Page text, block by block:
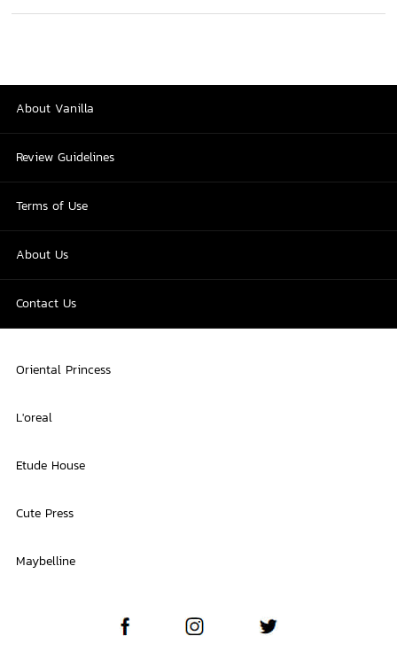
About Vanilla
Review Guidelines
Terms of Use
About Us
Contact Us
Oriental Princess
L'oreal
Etude House
Cute Press
Maybelline